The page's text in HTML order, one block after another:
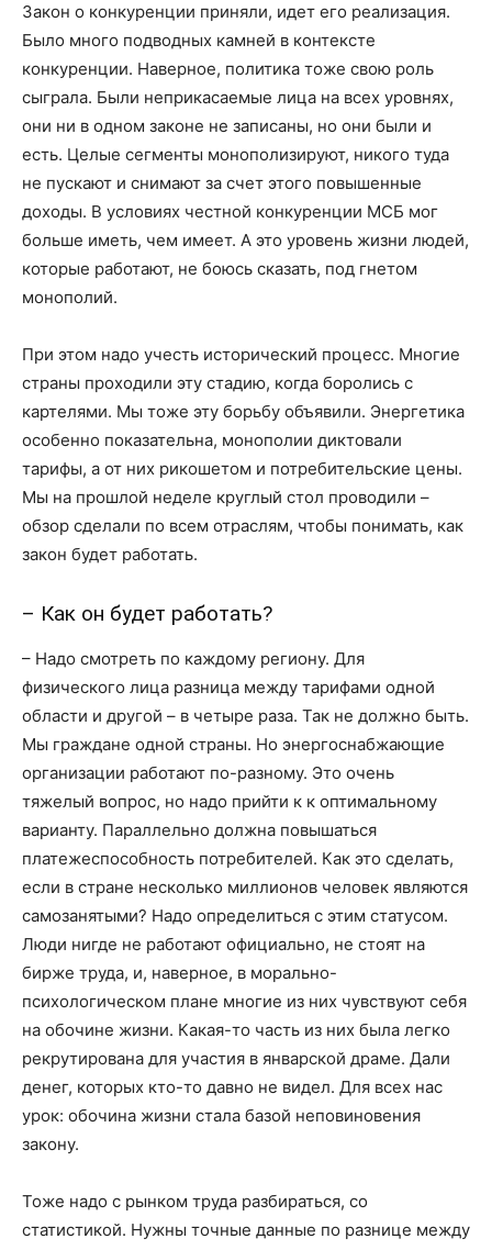
Закон о конкуренции приняли, идет его реализация.
Было много подводных камней в контексте
конкуренции. Наверное, политика тоже свою роль
сыграла. Были неприкасаемые лица на всех уровнях,
они ни в одном законе не записаны, но они были и
есть. Целые сегменты монополизируют, никого туда
не пускают и снимают за счет этого повышенные
доходы. В условиях честной конкуренции МСБ мог
больше иметь, чем имеет. А это уровень жизни людей,
которые работают, не боюсь сказать, под гнетом
монополий.
При этом надо учесть исторический процесс. Многие
страны проходили эту стадию, когда боролись с
картелями. Мы тоже эту борьбу объявили. Энергетика
особенно показательна, монополии диктовали
тарифы, а от них рикошетом и потребительские цены.
Мы на прошлой неделе круглый стол проводили –
обзор сделали по всем отраслям, чтобы понимать, как
закон будет работать.
– Как он будет работать?
– Надо смотреть по каждому региону. Для
физического лица разница между тарифами одной
области и другой – в четыре раза. Так не должно быть.
Мы граждане одной страны. Но энергоснабжающие
организации работают по-разному. Это очень
тяжелый вопрос, но надо прийти к к оптимальному
варианту. Параллельно должна повышаться
платежеспособность потребителей. Как это сделать,
если в стране несколько миллионов человек являются
самозанятыми? Надо определиться с этим статусом.
Люди нигде не работают официально, не стоят на
бирже труда, и, наверное, в морально-
психологическом плане многие из них чувствуют себя
на обочине жизни. Какая-то часть из них была легко
рекрутирована для участия в январской драме. Дали
денег, которых кто-то давно не видел. Для всех нас
урок: обочина жизни стала базой неповиновения
закону.
Тоже надо с рынком труда разбираться, со
статистикой. Нужны точные данные по разнице между